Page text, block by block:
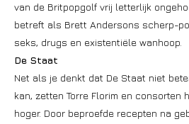
van de Britpopgolf vrij letterlijk
betreft als Brett Andersons scherp-
seks, drugs en existentiële wanhoop.
De Staat
Net als je denkt dat De Staat niet
kan, zetten Torre Florim en consorten
hoger. Door beproefde recepten na